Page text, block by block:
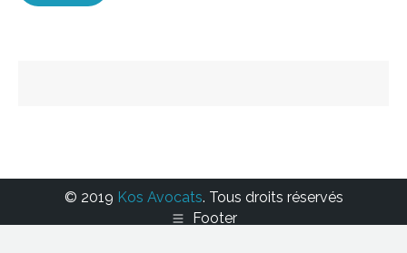
© 2019 Kos Avocats. Tous droits réservés
Footer